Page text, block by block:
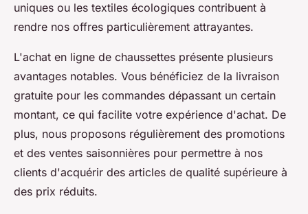
uniques ou les textiles écologiques contribuent à
rendre nos offres particulièrement attrayantes.
L'achat en ligne de chaussettes présente plusieurs
avantages notables. Vous bénéficiez de la livraison
gratuite pour les commandes dépassant un certain
montant, ce qui facilite votre expérience d'achat. De
plus, nous proposons régulièrement des promotions
et des ventes saisonnières pour permettre à nos
clients d'acquérir des articles de qualité supérieure à
des prix réduits.